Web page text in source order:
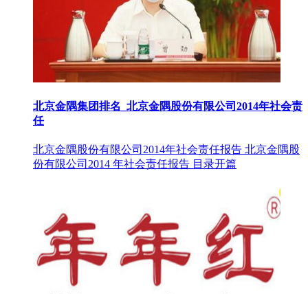
北京金隅集团排名_北京金隅股份有限公司2014年社会责
任
北京金隅股份有限公司2014年社会责任报告 北京金隅股
份有限公司2014 年社会责任报告 目录开篇